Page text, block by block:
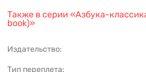
Также в серии «Азбука-
book)»
Издательство:
Тип переплета: